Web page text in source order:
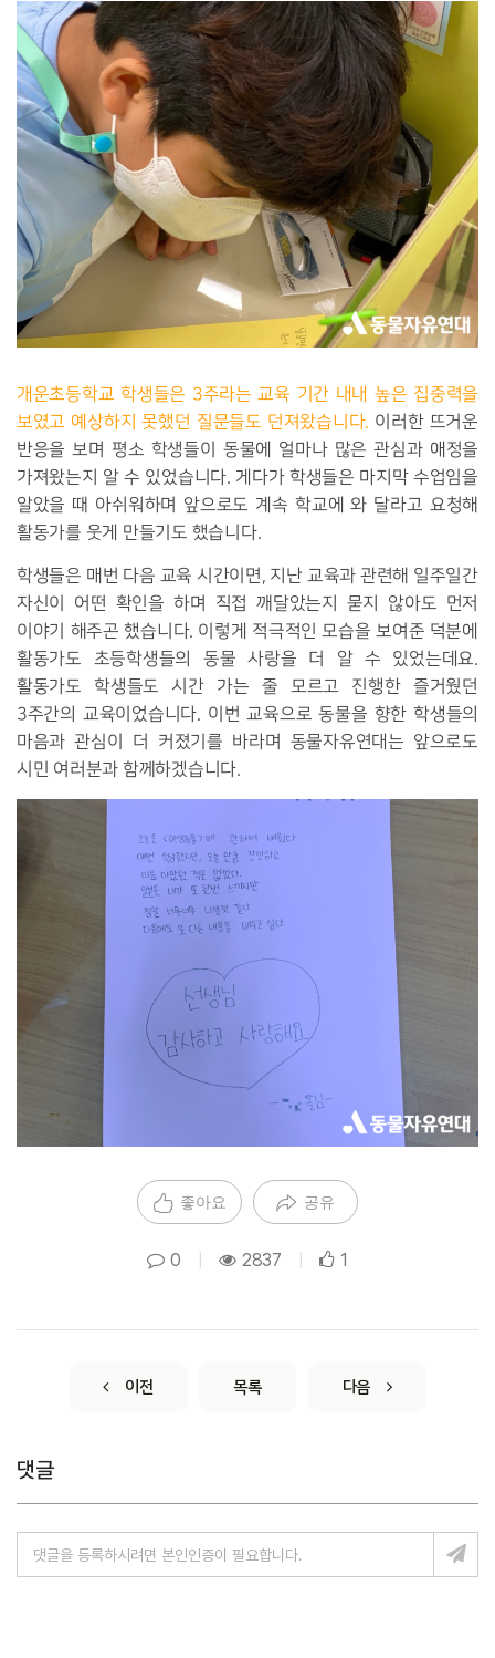
개운초등학교 학생들은 3주라는 교육 기간 내내 높은 집중력을
보였고 예상하지 못했던 질문들도 던져왔습니다. 이러한 뜨거운
반응을 보며 평소 학생들이 동물에 얼마나 많은 관심과 애정을
가져왔는지 알 수 있었습니다. 게다가 학생들은 마지막 수업임을
알았을 때 아쉬워하며 앞으로도 계속 학교에 와 달라고 요청해
활동가를 웃게 만들기도 했습니다.
학생들은 매번 다음 교육 시간이면, 지난 교육과 관련해 일주일간
자신이 어떤 확인을 하며 직접 깨달았는지 묻지 않아도 먼저
이야기 해주곤 했습니다. 이렇게 적극적인 모습을 보여준 덕분에
활동가도 초등학생들의 동물 사랑을 더 알 수 있었는데요.
활동가도 학생들도 시간 가는 줄 모르고 진행한 즐거웠던
3주간의 교육이었습니다. 이번 교육으로 동물을 향한 학생들의
마음과 관심이 더 커졌기를 바라며 동물자유연대는 앞으로도
시민 여러분과 함께하겠습니다.
좋아요 공유
0 2837 1
이전 목록 다음
댓글